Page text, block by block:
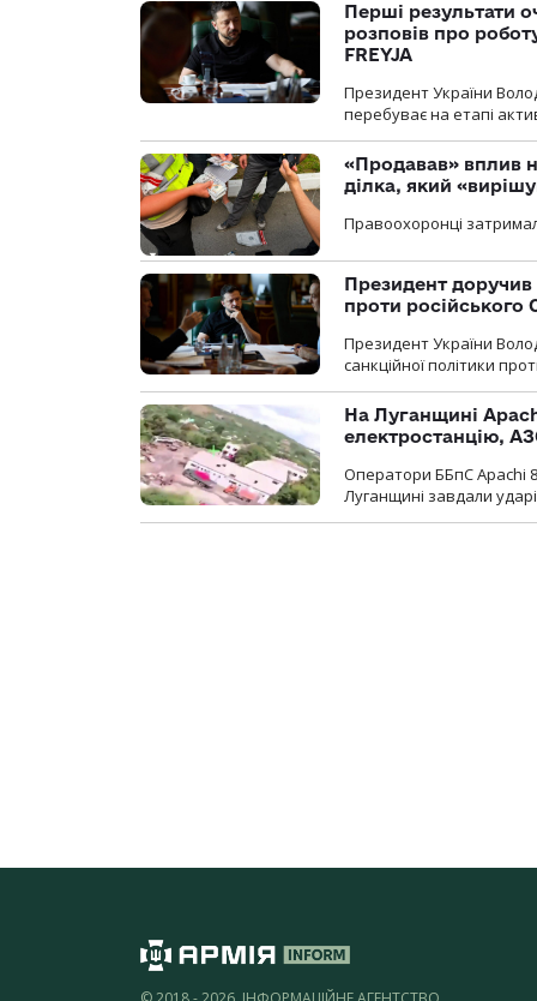
Перші результати
розповів про
FREYJA
Президент України
перебуває на етапі
«Продавав» вплив
ділка, який
Правоохоронці
Президент доручив
проти російського
Президент України
санкційної політики
На Луганщині
електростанцію,
Оператори ББпС Apachi
Луганщині завдали